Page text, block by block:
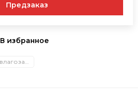
Предзаказ
В избранное
Спецодежда влагозащитная